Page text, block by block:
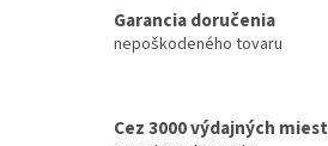
Garancia doručenia
nepoškodeného tovaru
Cez 3000 výdajných miest